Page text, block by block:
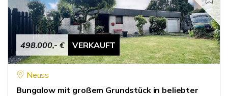
498.000,- € VERKAUFT
Neuss
Bungalow mit großem Grundstück in beliebter